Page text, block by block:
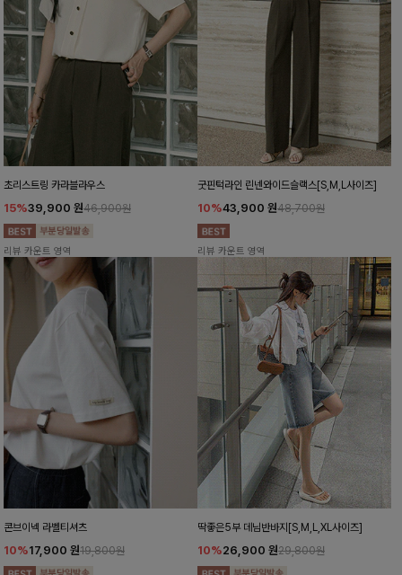
초리스트링 카라블라우스
15%39,900 원46,900원
리뷰 카운트 영역
굿핀턱라인 린넨와이드슬랙스[S,M,L사이즈]
10%43,900 원48,700원
리뷰 카운트 영역
콘브이넥 라벨티셔츠
10%17,900 원19,800원
딱좋은5부 데님반바지[S,M,L,XL사이즈]
10%26,900 원29,800원